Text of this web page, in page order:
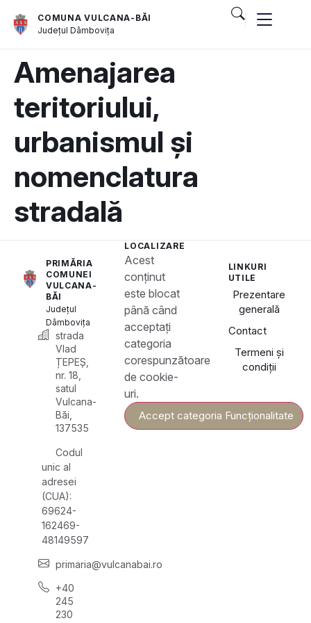
COMUNA VULCANA-BĂI
JudețulDâmbovița
Amenajarea
teritoriului,
urbanismul și
nomenclatura
stradală
PRIMĂRIA
COMUNEI
VULCANA-
BĂI
Județul
Dâmbovița
strada
Vlad
ȚEPEȘ,
nr. 18,
satul
Vulcana-
Băi,
137535
Codul
unic al
adresei
(CUA):
69624-
162469-
48149597
primaria@vulcanabai.ro
+40
245
230
LOCALIZARE
Acest
conținut
este blocat
până când
acceptați
categoria
corespunzătoare
de cookie-
uri.
Accept categoria Funcționalitate
LINKURI
UTILE
Prezentare
generală
Contact
Termeni și
condiții